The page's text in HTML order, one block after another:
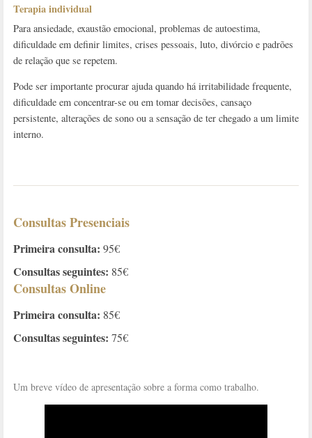
Terapia individual
Para ansiedade, exaustão emocional, problemas de autoestima,
dificuldade em definir limites, crises pessoais, luto, divórcio e padrões
de relação que se repetem.
Pode ser importante procurar ajuda quando há irritabilidade frequente,
dificuldade em concentrar-se ou em tomar decisões, cansaço
persistente, alterações de sono ou a sensação de ter chegado a um limite
interno.
Consultas Presenciais
Primeira consulta: 95€
Consultas seguintes: 85€
Consultas Online
Primeira consulta: 85€
Consultas seguintes: 75€
Um breve vídeo de apresentação sobre a forma como trabalho.